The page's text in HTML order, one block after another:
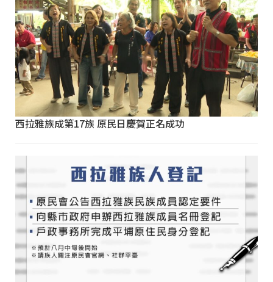
西拉雅族成第17族 原民日慶賀正名成功